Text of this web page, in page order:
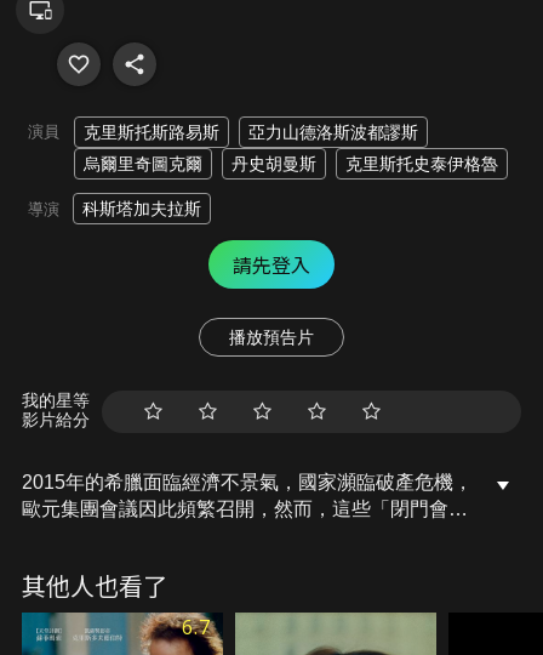
演員 克里斯托斯路易斯
亞力山德洛斯波都謬斯
烏爾里奇圖克爾
丹史胡曼斯 克里斯托史泰伊格魯
導演 科斯塔加夫拉斯
請先登入
播放預告片
我的星等
影片給分
2015年的希臘面臨經濟不景氣，國家瀕臨破產危機，
歐元集團會議因此頻繁召開，然而，這些「閉門會
心；隨著國家經濟危機越演越烈，希臘財政部長雅尼
斯瓦魯法克斯即將揭開歐元集團會議「門內」的醜陋
鬥爭……
其他人也看了
6.7